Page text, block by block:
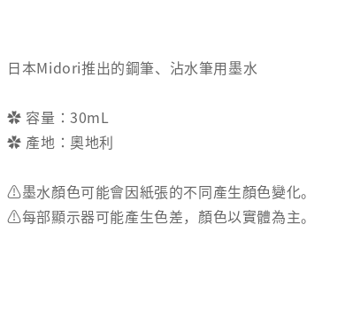
日本Midori推出的鋼筆、沾水筆用墨水
✿ 容量：30mL
✿ 產地：奧地利
⚠️墨水顏色可能會因紙張的不同產生顏色變化。
⚠️每部顯示器可能產生色差，顏色以實體為主。